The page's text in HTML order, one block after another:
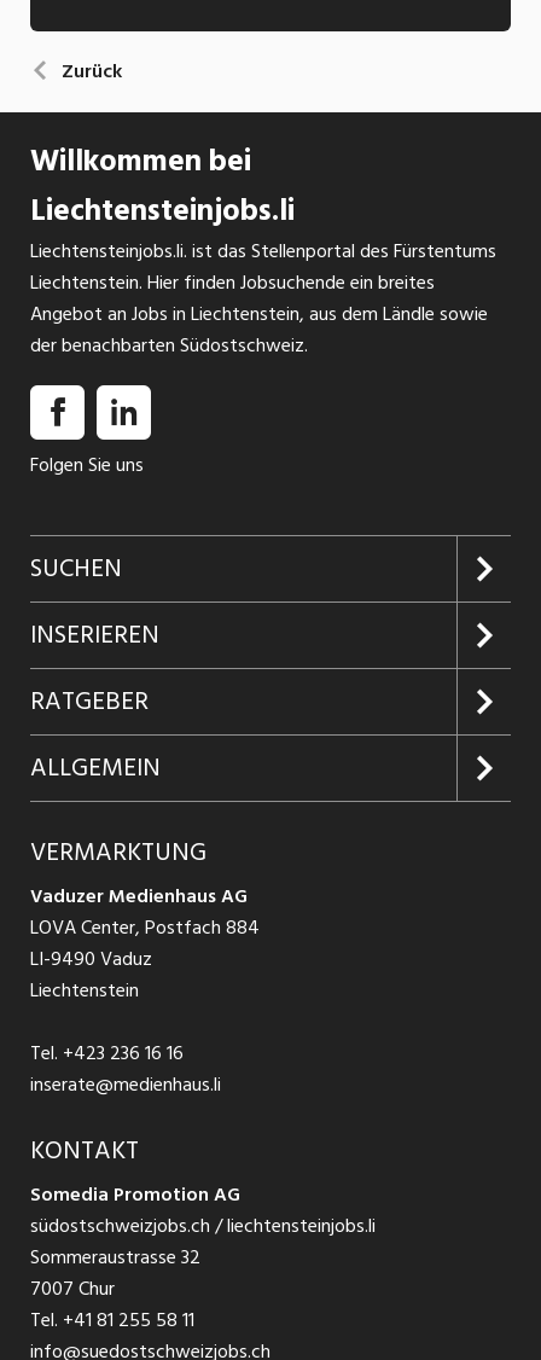
Zurück
Willkommen bei
Liechtensteinjobs.li
Liechtensteinjobs.li. ist das Stellenportal des Fürstentums
Liechtenstein. Hier finden Jobsuchende ein breites
Angebot an Jobs in Liechtenstein, aus dem Ländle sowie
der benachbarten Südostschweiz.
Folgen Sie uns
SUCHEN
Jobs suchen
Jobabo
Firmen entdecken
Jobs in Graubünden
Jobs in St. Gallen
Jobs in Glarus
Jobs in der Südostschweiz
Temporär Jobs
Teilzeit Jobs
Praktikum
INSERIEREN
Kundenlogin
Inserieren
Produkte
Schnittstelle
RATGEBER
Glossar
Ratgeber Bewerbung / Rekrutierung
ALLGEMEIN
AGB
Datenschutzbestimmungen
Nutzungsbedingungen
Impressum
VERMARKTUNG
Vaduzer Medienhaus AG
LOVA Center, Postfach 884
LI-9490 Vaduz
Liechtenstein
Tel. +423 236 16 16
inserate@medienhaus.li
KONTAKT
Somedia Promotion AG
südostschweizjobs.ch / liechtensteinjobs.li
Sommeraustrasse 32
7007 Chur
Tel. +41 81 255 58 11
info@suedostschweizjobs.ch